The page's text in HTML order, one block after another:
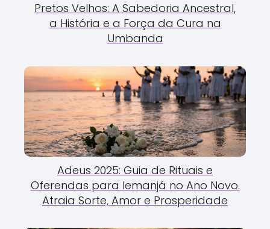
Pretos Velhos: A Sabedoria Ancestral,
a História e a Força da Cura na
Umbanda
Adeus 2025: Guia de Rituais e
Oferendas para Iemanjá no Ano Novo.
Atraia Sorte, Amor e Prosperidade